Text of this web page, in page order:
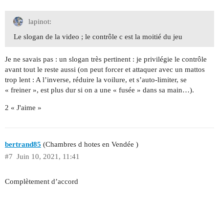
lapinot:
Le slogan de la video ; le contrôle c est la moitié du jeu
Je ne savais pas : un slogan très pertinent : je privilégie le contrôle
avant tout le reste aussi (on peut forcer et attaquer avec un mattos
trop lent : A l’inverse, réduire la voilure, et s’auto-limiter, se
« freiner », est plus dur si on a une « fusée » dans sa main…).
2 « J'aime »
bertrand85 (Chambres d hotes en Vendée )
Juin 10, 2021, 11:41
#7
Complètement d’accord